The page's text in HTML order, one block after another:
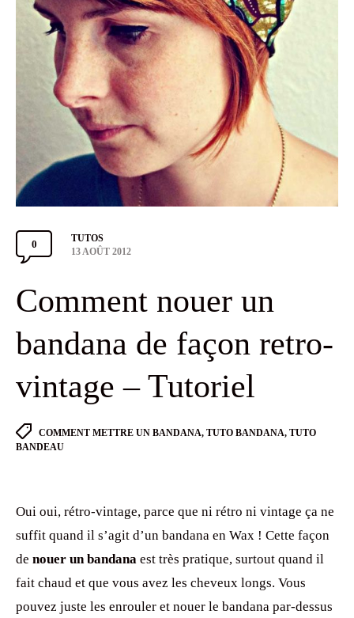
Comments
Toggle
0
Categories
TUTOS
Post
13 AOÛT 2012
Comment nouer un
bandana de façon retro-
vintage – Tutoriel
Tags
COMMENT METTRE UN BANDANA, TUTO BANDANA, TUTO
BANDEAU
Oui oui, rétro-vintage, parce que ni rétro ni vintage ça ne
suffit quand il s’agit d’un bandana en Wax ! Cette façon
de nouer un bandana est très pratique, surtout quand il
fait chaud et que vous avez les cheveux longs. Vous
pouvez juste les enrouler et nouer le bandana par-dessus